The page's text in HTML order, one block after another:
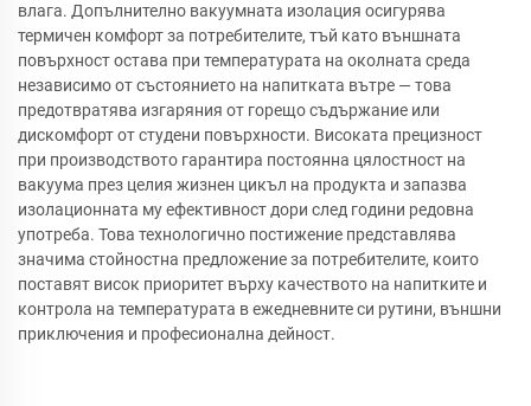
влага. Допълнително вакуумната изолация осигурява
термичен комфорт за потребителите, тъй като външната
повърхност остава при температурата на околната среда
независимо от състоянието на напитката вътре — това
предотвратява изгаряния от горещо съдържание или
дискомфорт от студени повърхности. Високата прецизност
при производството гарантира постоянна цялостност на
вакуума през целия жизнен цикъл на продукта и запазва
изолационната му ефективност дори след години редовна
употреба. Това технологично постижение представлява
значима стойностна предложение за потребителите, които
поставят висок приоритет върху качеството на напитките и
контрола на температурата в ежедневните си рутини, външни
приключения и професионална дейност.